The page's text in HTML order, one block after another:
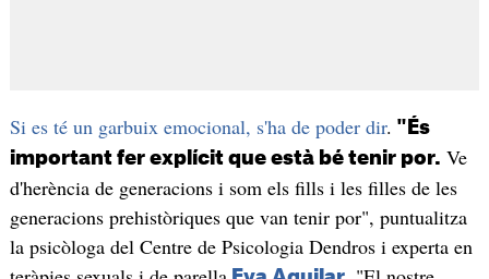
Si es té un garbuix emocional, s'ha de poder dir. "És
important fer explícit que està bé tenir por. Ve
d'herència de generacions i som els fills i les filles de les
generacions prehistòriques que van tenir por", puntualitza
la psicòloga del Centre de Psicologia Dendros i experta en